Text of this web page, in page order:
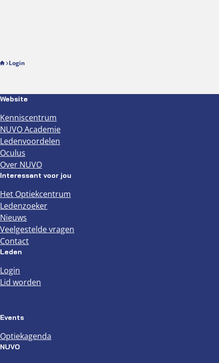
Login
Website
Kenniscentrum
NUVO Academie
Ledenvoordelen
Oculus
Over NUVO
Interessant voor jou
Het Optiekcentrum
Ledenzoeker
Nieuws
Veelgestelde vragen
Contact
Leden
Login
Lid worden
Events
Optiekagenda
NUVO